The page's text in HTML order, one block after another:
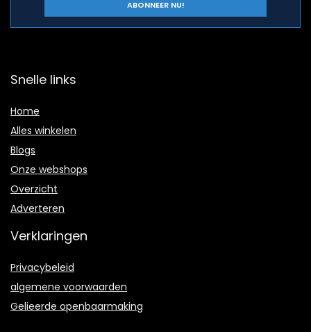
Snelle links
Home
Alles winkelen
Blogs
Onze webshops
Overzicht
Adverteren
Verklaringen
Privacybeleid
algemene voorwaarden
Gelieerde openbaarmaking